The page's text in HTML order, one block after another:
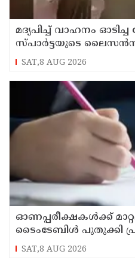
മദ്യപിച്ച് വാഹനം
സ്പാർട്ടയുടെ
SAT,8 AUG 2026
ഓണപ്പരീക്ഷകള്‍ക്ക്
ടൈംടേബിള്‍ പുതുക്കി
SAT,8 AUG 2026